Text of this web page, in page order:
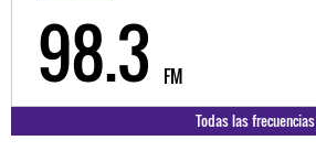
98.3 FM
Todas las frecuencias